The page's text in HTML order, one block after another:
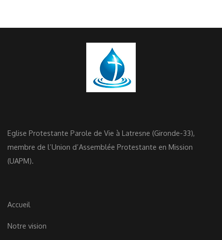
Eglise Protestante Parole de Vie à Latresne (Gironde-33),
membre de l’Union d’Assemblée Protestante en Mission
(UAPM).
Accueil
Notre vision